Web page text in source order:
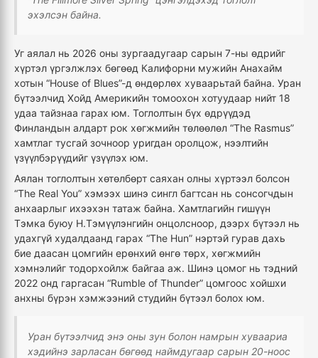
эхэлсэн байна.
Уг аялал нь 2026 оны зургаадугаар сарын 7-ны өдрийг
хүртэл үргэлжлэх бөгөөд Калифорни мужийн Анахайм
хотын “House of Blues”-д өндөрлөх хуваарьтай байна. Уран
бүтээлчид Хойд Америкийн томоохон хотуудаар нийт 18
удаа тайзнаа гарах юм. Тоглолтын бүх өдрүүдэд
Финландын алдарт рок хөгжмийн төлөөлөл “The Rasmus”
хамтлаг тусгай зочноор уригдан оролцож, нээлтийн
үзүүлбэрүүдийг үзүүлэх юм.
Аялан тоглолтын хөтөлбөрт саяхан олны хүртээл болсон
“The Real You” хэмээх шинэ сингл багтсан нь сонсогчдын
анхаарлыг ихээхэн татаж байна. Хамтлагийн гишүүн
Тэмка буюу Н.Тэмүүлэнгийн онцолсноор, дээрх бүтээл нь
удахгүй худалдаанд гарах “The Hun” нэртэй гурав дахь
бие даасан цомгийн ерөнхий өнгө төрх, хөгжмийн
хэмнэлийг тодорхойлж байгаа аж. Шинэ цомог нь тэдний
2022 онд гаргасан “Rumble of Thunder” цомгоос хойшхи
анхны бүрэн хэмжээний студийн бүтээл болох юм.
Уран бүтээлчид энэ оны зун болон намрын хуваариа
хэдийнэ зарласан бөгөөд наймдугаар сарын 20-ноос